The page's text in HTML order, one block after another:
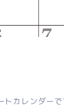
カレンダー